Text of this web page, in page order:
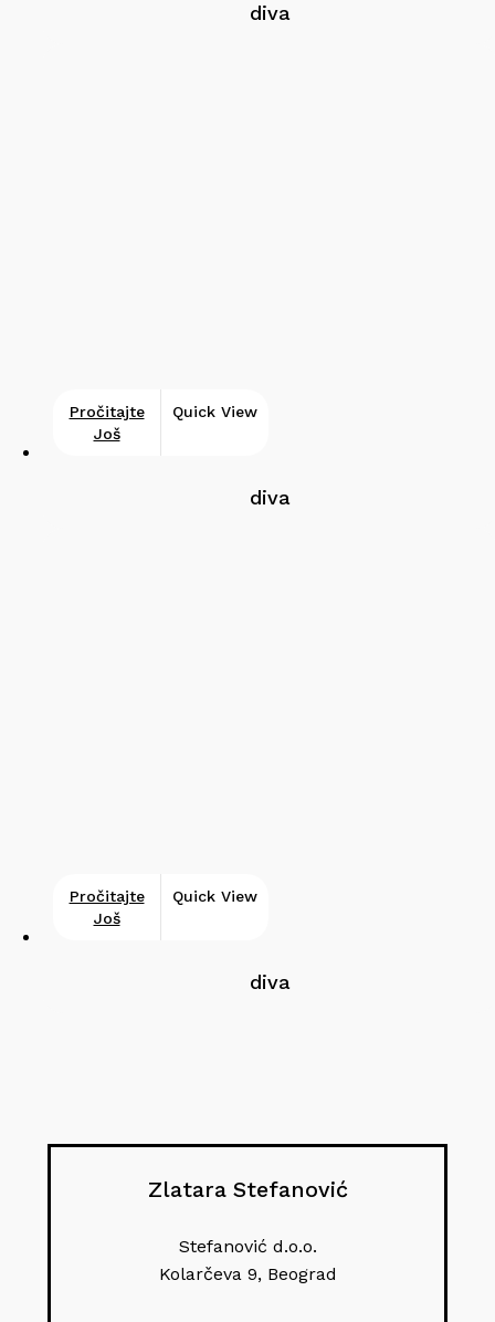
diva
Pročitajte
Još
Quick View
diva
Pročitajte
Još
Quick View
diva
Zlatara Stefanović
Stefanović d.o.o.
Kolarčeva 9, Beograd